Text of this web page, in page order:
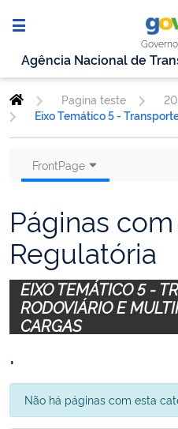
Agência Nacional de
Pagina teste
FrontPage
Páginas
Regulatória
EIXO TEMÁTICO 5 -
RODOVIÁRIO E
CARGAS
.
Não há páginas com esta